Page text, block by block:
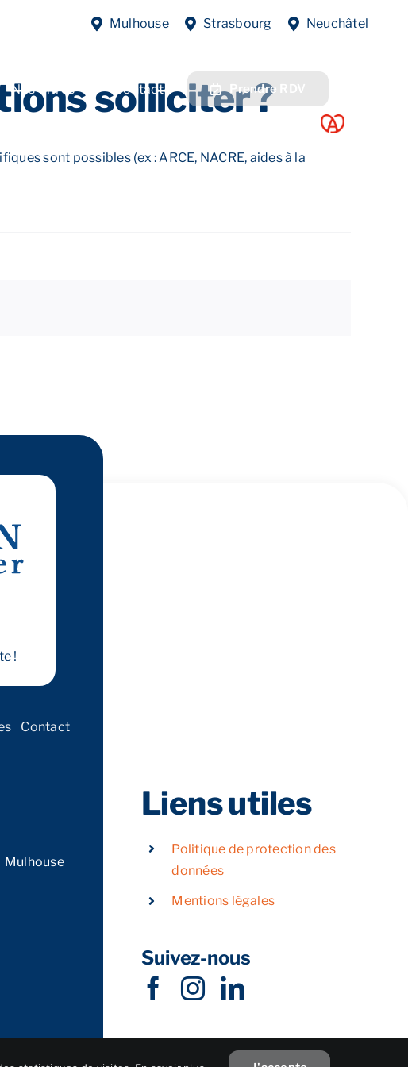
Mulhouse Strasbourg Neuchâtel
Nos offres Contact Prendre RDV
Previous
solliciter ?
sont possibles (ex : ARCE, NACRE, aides à la
!
Contact
Mulhouse
Liens utiles
Politique de protection des
données
Mentions légales
Suivez-nous